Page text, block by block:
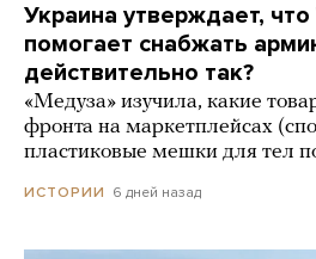
Украина утверждает,
помогает снабжать
действительно так?
«Медуза» изучила, какие
фронта на маркетплейсах
пластиковые мешки для тел
ИСТОРИИ 6 дней назад